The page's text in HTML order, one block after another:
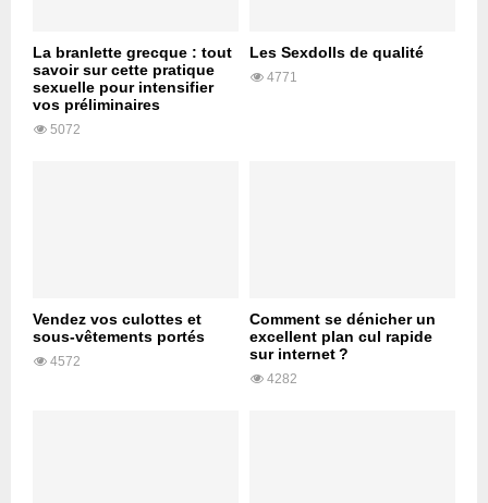
La branlette grecque : tout
savoir sur cette pratique
sexuelle pour intensifier
vos préliminaires
5072
Les Sexdolls de qualité
4771
Vendez vos culottes et
sous-vêtements portés
4572
Comment se dénicher un
excellent plan cul rapide
sur internet ?
4282